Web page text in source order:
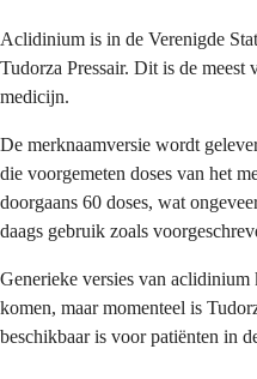
Aclidinium is in de Verenigde
Tudorza Pressair. Dit is de meest
medicijn.
De merknaamversie wordt
die voorgemeten doses van het
doorgaans 60 doses, wat
daags gebruik zoals
Generieke versies van
komen, maar momenteel is
beschikbaar is voor patiënten in